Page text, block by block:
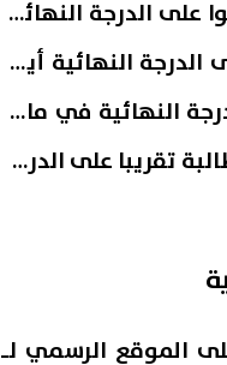
طالب وطالبة حصلوا على الدرجة النهائية
كما حصل أكثر من 200 منهم على الدرجة النهائية أيضا
على الدرجة النهائية في مادة
حصل اكثر من 400 طالب وطالبة تقريبا على الدرجة
الموقع الرسمي لـ